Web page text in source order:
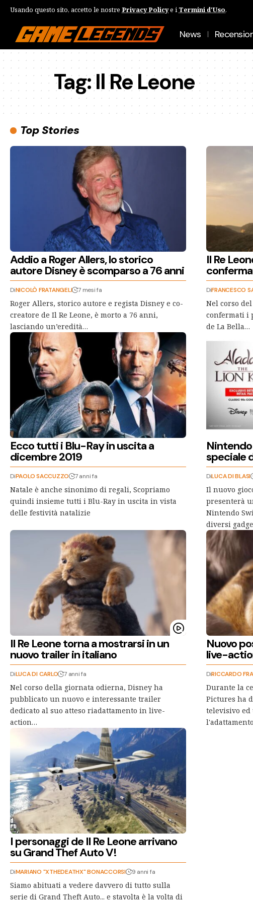
Usando questo sito, accetto le nostre Privacy Policye i Termini d'Uso.
News
Tag:Il Re Leone
Top Stories
Addio a Roger Allers, lo storico
autore Disney è scomparso a 76 anni
DiNICOLÒ FRATANGELI 7 mesi fa
Roger Allers, storico autore e regista Disney e co-
creatore de Il Re Leone, è morto a 76 anni,
lasciando un’eredità…
Il Re
DiFRANCESCO
Nel corso
confermati i
de La Bella…
Ecco tutti i Blu-Ray in uscita a
dicembre 2019
DiPAOLO SACCUZZO 7 anni fa
Natale è anche sinonimo di regali, Scopriamo
quindi insieme tutti i Blu-Ray in uscita in vista
delle festività natalizie
speciale
DiLUCA DI BLASI
Il nuovo
presenterà
Nintendo
diversi
Il Re Leone torna a mostrarsi in un
nuovo trailer in italiano
DiLUCA DI CARLO 7 anni fa
Nel corso della giornata odierna, Disney ha
pubblicato un nuovo e interessante trailer
dedicato al suo atteso riadattamento in live-
action…
Nuovo
live-
DiRICCARDO
Durante la
Pictures ha
televisivo
I personaggi de Il Re Leone arrivano
su Grand Thef Auto V!
DiMARIANO "XTHEDEATHX" BONACCORSI 9 anni fa
Siamo abituati a vedere davvero di tutto sulla
serie di Grand Theft Auto... e stavolta è la volta di